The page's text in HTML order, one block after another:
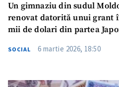
Un gimnaziu din sudul
renovat datorită unui grant
mii de dolari din partea
SOCIAL 6 martie 2026, 18:50